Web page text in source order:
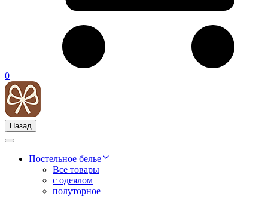
0
Назад
Постельное белье
Все товары
с одеялом
полуторное